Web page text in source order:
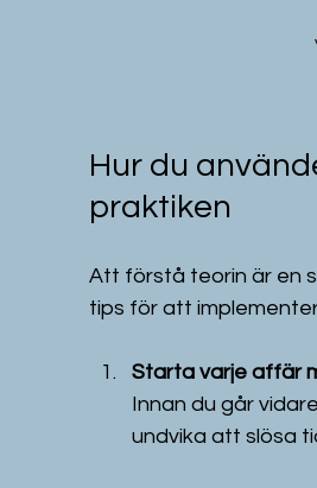
Hur du
praktiken
Att förstå teorin är en
tips för att
Starta varje affär
Innan du går
undvika att slösa